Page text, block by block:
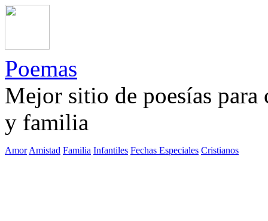
Poemas
Mejor sitio de poesías
y familia
Amor Amistad Familia Infantiles Fechas Especiales Cristianos